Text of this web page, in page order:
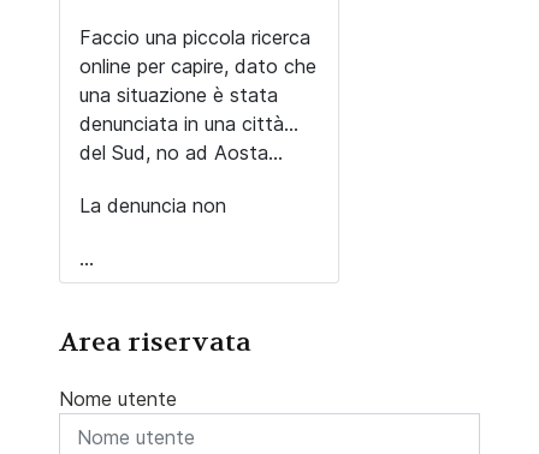
Faccio una piccola ricerca
online per capire, dato che
una situazione è stata
denunciata in una città...
del Sud, no ad Aosta...
La denuncia non
...
Area riservata
Nome utente